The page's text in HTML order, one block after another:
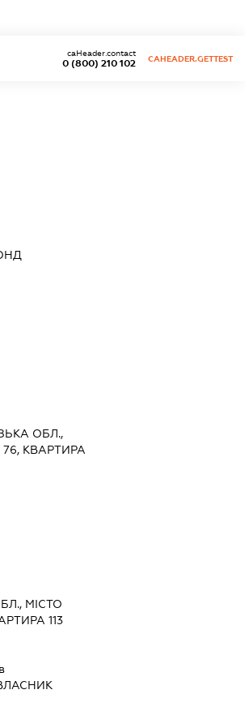
0 (800) 210 102
caHeader.contact
CAHEADER.GETTEST
ОБЛ.,
КВАРТИРА
МІСТО
113